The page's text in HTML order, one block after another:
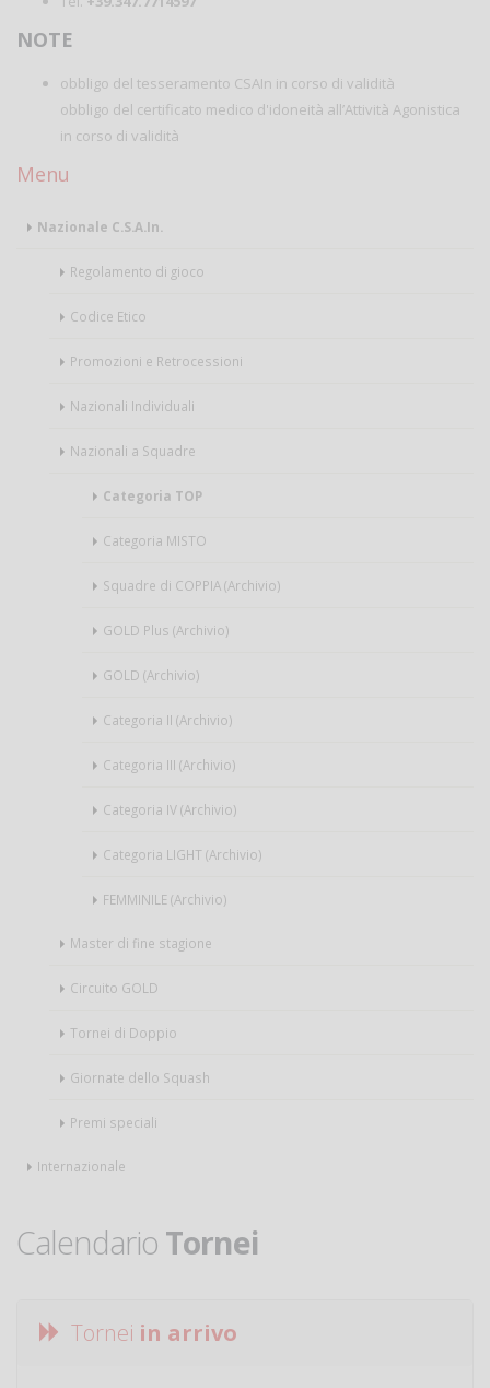
NOTE
obbligo del tesseramento CSAIn in corso di validità
obbligo del certificato medico d'idoneità all’Attività Agonistica
in corso di validità
Menu
Nazionale C.S.A.In.
Regolamento di gioco
Codice Etico
Promozioni e Retrocessioni
Nazionali Individuali
Nazionali a Squadre
Categoria TOP
Categoria MISTO
Squadre di COPPIA (Archivio)
GOLD Plus (Archivio)
GOLD (Archivio)
Categoria II (Archivio)
Categoria III (Archivio)
Categoria IV (Archivio)
Categoria LIGHT (Archivio)
FEMMINILE (Archivio)
Master di fine stagione
Circuito GOLD
Tornei di Doppio
Giornate dello Squash
Premi speciali
Internazionale
Calendario Tornei
Tornei in arrivo